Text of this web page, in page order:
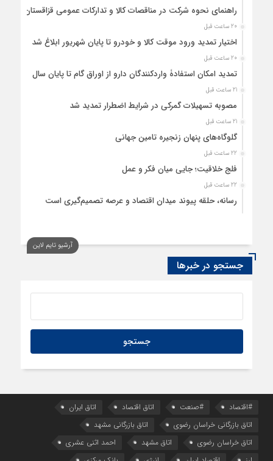
راهنمای نحوه شرکت در مناقصات کالا و تدارکات عمومی قزاقستان
20 ساعت قبل
اختیار تمدید ورود موقت کالا و خودرو تا پایان شهریور ابلاغ شد
20 ساعت قبل
تمدید امکان استفادۀ واردکنندگان دارو از اوراق گام تا پایان سال
21 ساعت قبل
مصوبه تسهیلات گمرکی در شرایط اضطرار تمدید شد
21 ساعت قبل
گلوگاه‌های پنهان زنجیره تامین جهانی
22 ساعت قبل
فلج خلاقیت؛ جایی میان فکر و عمل
22 ساعت قبل
رسانه، حلقه پیوند میدان اقتصاد و عرصه تصمیم‌گیری است
آرشیو تایم لاین
جستجو در خبرها
#اقتصاد #صنعت اتاق اقتصاد
اتاق ایران
اتاق بازرگانی خراسان رضوی
اتاق بازرگانی مشهد
اتاق خراسان رضوی
اتاق مشهد
احمد اثنی عشری